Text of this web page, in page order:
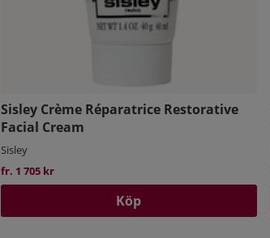
Sisley Crème Réparatrice Restorative
Facial Cream
Sisley
fr. 1 705 kr
Köp